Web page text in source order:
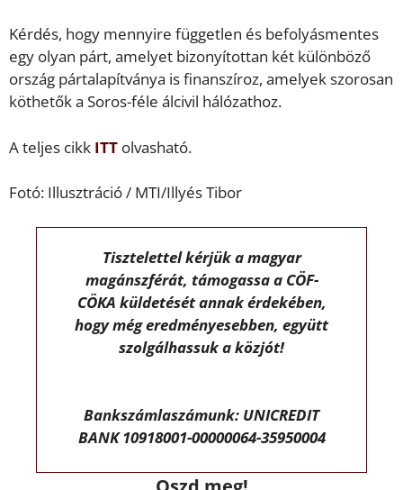
Kérdés, hogy mennyire független és befolyásmentes
egy olyan párt, amelyet bizonyítottan két különböző
ország pártalapítványa is finanszíroz, amelyek szorosan
köthetők a Soros-féle álcivil hálózathoz.
A teljes cikk ITT olvasható.
Fotó: Illusztráció / MTI/Illyés Tibor
Tisztelettel kérjük a magyar
magánszférát, támogassa a CÖF-
CÖKA küldetését annak érdekében,
hogy még eredményesebben, együtt
szolgálhassuk a közjót!
Bankszámlaszámunk: UNICREDIT
BANK 10918001-00000064-35950004